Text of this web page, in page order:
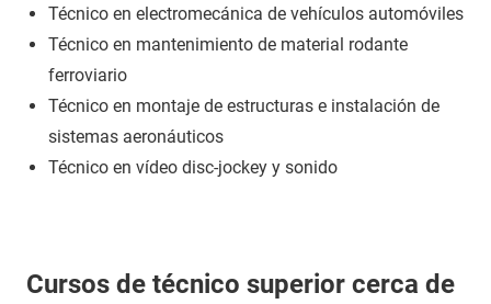
Técnico en electromecánica de vehículos automóviles
Técnico en mantenimiento de material rodante
ferroviario
Técnico en montaje de estructuras e instalación de
sistemas aeronáuticos
Técnico en vídeo disc-jockey y sonido
Cursos de técnico superior cerca de